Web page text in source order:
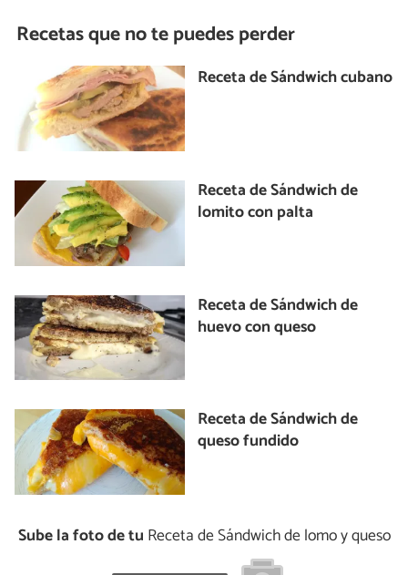
Recetas que no te puedes perder
Receta de Sándwich cubano
Receta de Sándwich de
lomito con palta
Receta de Sándwich de
huevo con queso
Receta de Sándwich de
queso fundido
Sube la foto de tu Receta de Sándwich de lomo y queso